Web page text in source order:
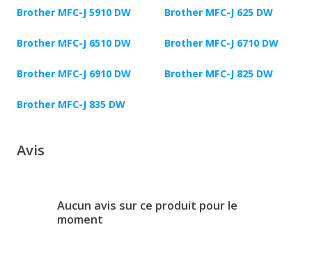
Brother MFC-J 5910 DW Brother MFC-J 625 DW
Brother MFC-J 6510 DW Brother MFC-J 6710 DW
Brother MFC-J 6910 DW Brother MFC-J 825 DW
Brother MFC-J 835 DW
Avis
Aucun avis sur ce produit pour le
moment